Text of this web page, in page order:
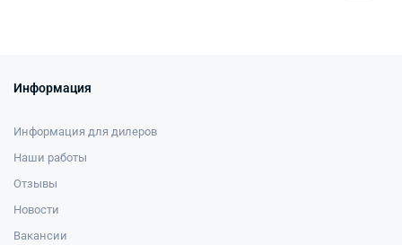
Информация
Информация для дилеров
Наши работы
Отзывы
Новости
Вакансии